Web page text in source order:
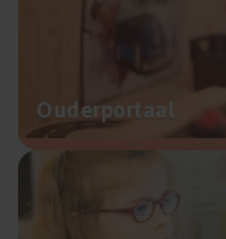
Ouderportaal